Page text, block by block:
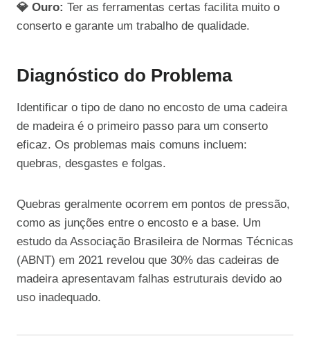
💎 Ouro: Ter as ferramentas certas facilita muito o
conserto e garante um trabalho de qualidade.
Diagnóstico do Problema
Identificar o tipo de dano no encosto de uma cadeira
de madeira é o primeiro passo para um conserto
eficaz. Os problemas mais comuns incluem:
quebras, desgastes e folgas.
Quebras geralmente ocorrem em pontos de pressão,
como as junções entre o encosto e a base. Um
estudo da Associação Brasileira de Normas Técnicas
(ABNT) em 2021 revelou que 30% das cadeiras de
madeira apresentavam falhas estruturais devido ao
uso inadequado.